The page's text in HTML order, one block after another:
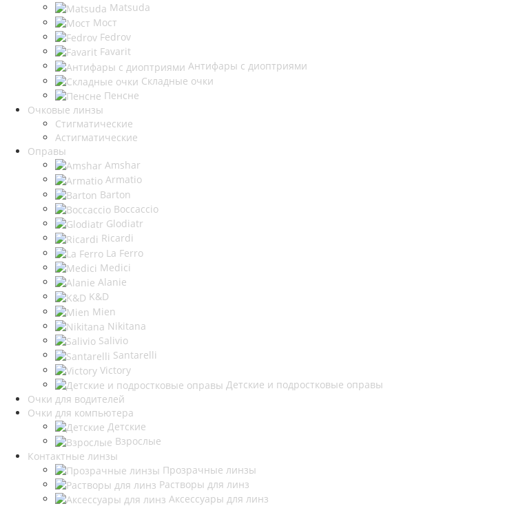
Matsuda
Мост
Fedrov
Favarit
Антифары с диоптриями
Складные очки
Пенсне
Очковые линзы
Стигматические
Астигматические
Оправы
Amshar
Armatio
Barton
Boccaccio
Glodiatr
Ricardi
La Ferro
Medici
Alanie
K&D
Mien
Nikitana
Salivio
Santarelli
Victory
Детские и подростковые оправы
Очки для водителей
Очки для компьютера
Детские
Взрослые
Контактные линзы
Прозрачные линзы
Растворы для линз
Аксессуары для линз